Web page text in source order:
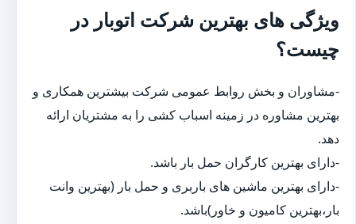
ویژگی های بهترین شرکت اتوبار در
چیست؟
-مشاوران و بخش روابط عمومی شرکت بیشترین همکاری و
بهترین مشاوره در زمینه اسباب کشی را به مشتریان ارائه
دهد.
-دارای بهترین کارگران حمل بار باشد.
-دارای بهترین ماشین های باربری و حمل بار (بهترین وانت
بار،بهترین کامیون و خاور)باشد.